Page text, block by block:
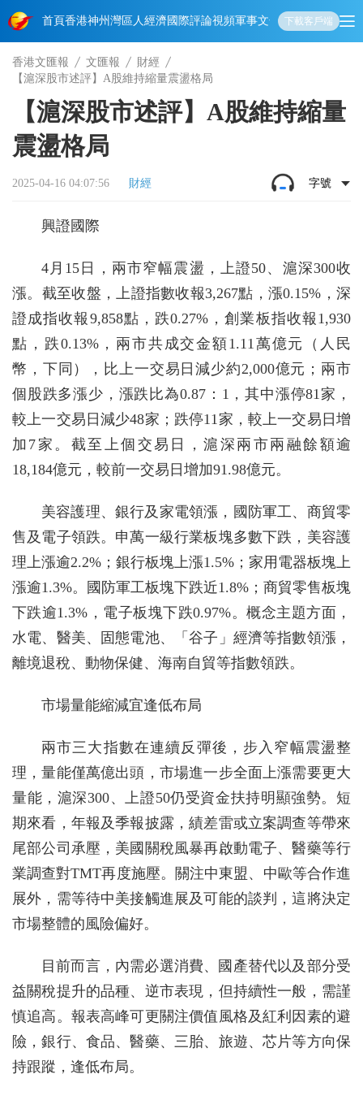
首頁香港神州 灣區人經濟國際評論視頻軍事文化 娛樂生活教育體
下載客戶端
香港文匯報 文匯報
財經
【滬深股市述評】A股維持縮量震盪格局
【滬深股市述評】A股維持縮量
震盪格局
2025-04-16 04:07:56 財經 字號
興證國際
4月15日，兩市窄幅震盪，上證50、滬深300收
漲。截至收盤，上證指數收報3,267點，漲0.15%，深
證成指收報9,858點，跌0.27%，創業板指收報1,930
點，跌0.13%，兩市共成交金額1.11萬億元（人民
幣，下同），比上一交易日減少約2,000億元；兩市
個股跌多漲少，漲跌比為0.87：1，其中漲停81家，
較上一交易日減少48家；跌停11家，較上一交易日增
加7家。截至上個交易日，滬深兩市兩融餘額逾
18,184億元，較前一交易日增加91.98億元。
美容護理、銀行及家電領漲，國防軍工、商貿零
售及電子領跌。申萬一級行業板塊多數下跌，美容護
理上漲逾2.2%；銀行板塊上漲1.5%；家用電器板塊上
漲逾1.3%。國防軍工板塊下跌近1.8%；商貿零售板塊
下跌逾1.3%，電子板塊下跌0.97%。概念主題方面，
水電、醫美、固態電池、「谷子」經濟等指數領漲，
離境退稅、動物保健、海南自貿等指數領跌。
市場量能縮減宜逢低布局
兩市三大指數在連續反彈後，步入窄幅震盪整
理，量能僅萬億出頭，市場進一步全面上漲需要更大
量能，滬深300、上證50仍受資金扶持明顯強勢。短
期來看，年報及季報披露，績差雷或立案調查等帶來
尾部公司承壓，美國關稅風暴再啟動電子、醫藥等行
業調查對TMT再度施壓。關注中東盟、中歐等合作進
展外，需等待中美接觸進展及可能的談判，這將決定
市場整體的風險偏好。
目前而言，內需必選消費、國產替代以及部分受
益關稅提升的品種、逆市表現，但持續性一般，需謹
慎追高。報表高峰可更關注價值風格及紅利因素的避
險，銀行、食品、醫藥、三胎、旅遊、芯片等方向保
持跟蹤，逢低布局。